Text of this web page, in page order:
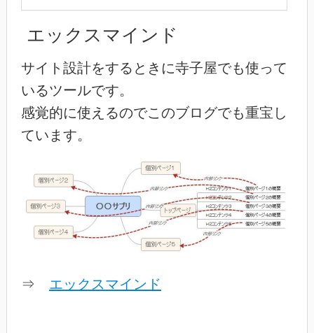
エックスマインド
サイト設計をするときに寺子屋でも使って
いるツールです。
感覚的に使えるのでこのブログでも重宝し
ています。
⇒ エックスマインド